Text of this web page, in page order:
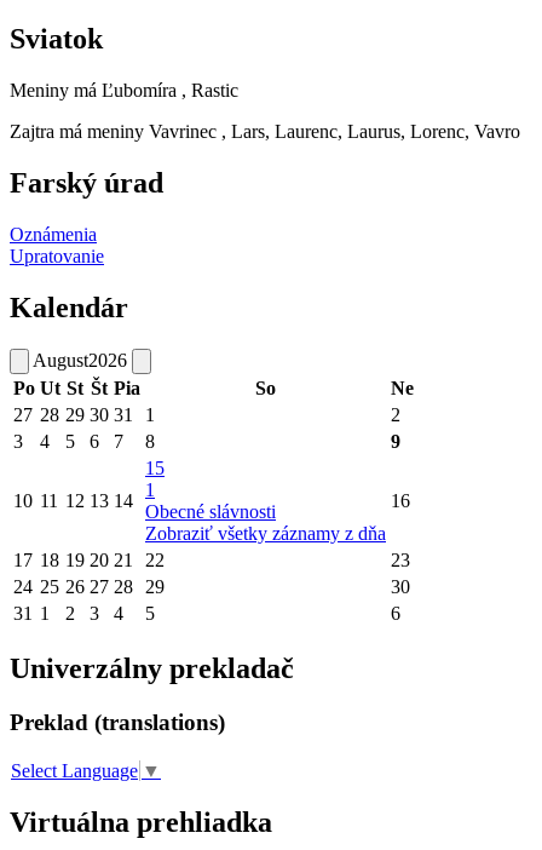
Sviatok
Meniny má Ľubomíra , Rastic
Zajtra má meniny Vavrinec , Lars, Laurenc, Laurus, Lorenc, Vavro
Farský úrad
Oznámenia
Upratovanie
Kalendár
August2026
Po Ut St Št Pia So
Ne
27 28 29 30 31 1
2
3
4 5 6 7 8 9
10 11 12 13 14
15
1
Obecné slávnosti
Zobraziť všetky záznamy z dňa
16
17 18 19 20 21 22
23
24 25 26 27 28 29
30
31 1 2 3 4 5 6
Univerzálny prekladač
Preklad (translations)
Select Language ▼
Virtuálna prehliadka